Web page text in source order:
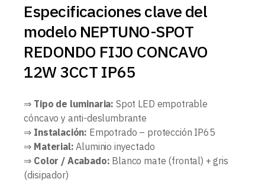
Especificaciones clave del
modelo NEPTUNO-SPOT
REDONDO FIJO CONCAVO
12W 3CCT IP65
⇒ Tipo de luminaria: Spot LED empotrable
cóncavo y anti-deslumbrante
⇒ Instalación: Empotrado – protección IP65
⇒ Material: Aluminio inyectado
⇒ Color / Acabado: Blanco mate (frontal) + gris
(disipador)